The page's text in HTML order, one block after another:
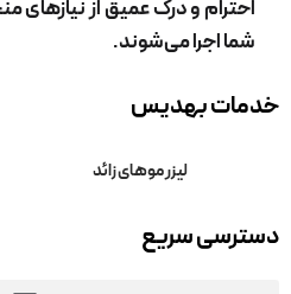
احترام و درک عمیق از نیازهای
شما اجرا می‌شوند.
خدمات بهدیس
لیزر موهای زائد
دسترسی سریع